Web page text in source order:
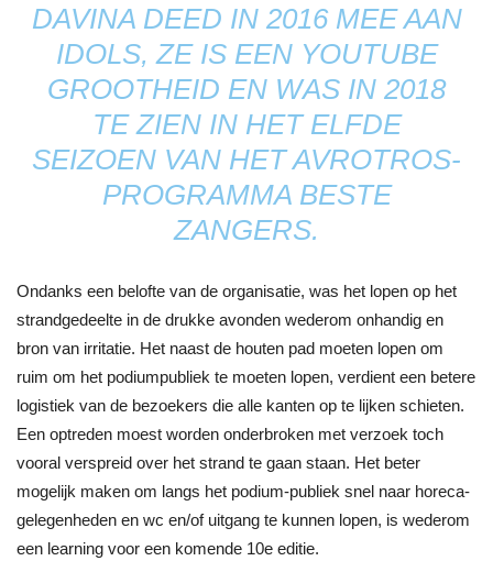
DAVINA DEED IN 2016 MEE AAN
IDOLS, ZE IS EEN YOUTUBE
GROOTHEID EN WAS IN 2018
TE ZIEN IN HET ELFDE
SEIZOEN VAN HET AVROTROS-
PROGRAMMA BESTE
ZANGERS.
Ondanks een belofte van de organisatie, was het lopen op het
strandgedeelte in de drukke avonden wederom onhandig en
bron van irritatie. Het naast de houten pad moeten lopen om
ruim om het podiumpubliek te moeten lopen, verdient een betere
logistiek van de bezoekers die alle kanten op te lijken schieten.
Een optreden moest worden onderbroken met verzoek toch
vooral verspreid over het strand te gaan staan. Het beter
mogelijk maken om langs het podium-publiek snel naar horeca-
gelegenheden en wc en/of uitgang te kunnen lopen, is wederom
een learning voor een komende 10e editie.